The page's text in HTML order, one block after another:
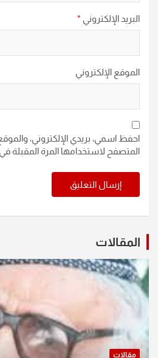
البريد الإلكتروني *
الموقع الإلكتروني
احفظ اسمي، بريدي الإلكتروني،
المتصفح لاستخدامها المرة المقبلة
المقالات
مقالات